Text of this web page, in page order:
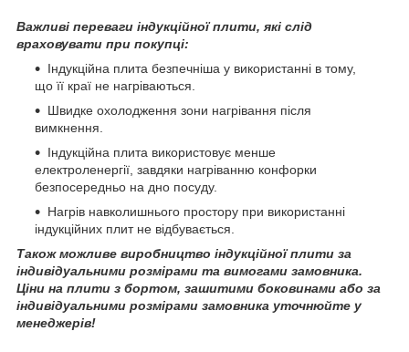
Важливі переваги індукційної плити, які слід
враховувати при покупці:
Індукційна плита безпечніша у використанні в тому,
що її краї не нагріваються.
Швидке охолодження зони нагрівання після
вимкнення.
Індукційна плита використовує менше
електроленергії, завдяки нагріванню конфорки
безпосередньо на дно посуду.
Нагрів навколишнього простору при використанні
індукційних плит не відбувається.
Також можливе виробництво індукційної плити за
індивідуальними розмірами та вимогами замовника.
Ціни на плити з бортом, зашитими боковинами або за
індивідуальними розмірами замовника уточнюйте у
менеджерів!